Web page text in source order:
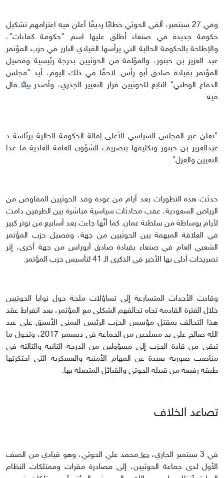
وفي 27 سبتمبر، ألقى الحوثي خطابًا رديفًا أعلن فيه اعتزامهم تشكيل
حكومة جديدة في صنعاء أطلق عليها اسم "حكومة كفاءات"،
والإطاحة بالحكومة الحالية التي يرأسها القيادي البارز في حزب المؤتمر
عبد العزيز بن حبتور، والمؤلفة من الحوثيين بدرجة رئيسية وفصيل
المؤتمر بقيادة صادق أبو رأس. لاحقًا في ذلك اليوم، أيد "مجلس
الدفاع الوطني" التابع للحوثيين قرار التغيير الجذري، وأصدر بيانًا قال
فيه:
"‏نعلن عبر المجلس السياسي الأعلى إقالة الحكومة الحالية برئاسة د
عبدالعزيز بن حبتور وتكليفها بتصريف الشؤون العامة العادية ما عدا
التعيين والعزل".
حدثت هذه التطورات بعد أيام من عودة وفد الحوثيين المفاوض من
الرياض السعودية، عقب محادثات سياسية مباشرة بين الطرفين دامت
لأيام بوساطة من سلطنة عمان. كما أنَّها جاءت بعد أسابيع من توتر كبير
في العلاقة المبهمة بين الحوثيين من جهة، وفصيل حزب المؤتمر
الشعبي العام في صنعاء بقيادة صادق أبوراس من جهة أخرى، إثر
تصريحات أدلى بها الأخير في الذكرى الـ 41 لتأسيس حزب المؤتمر.
وقادت الأحداث المتسارعة إلى تساؤلات ملحة حول نوايا الحوثيين
خلال الفترة القادمة تجاه تحالفهم الشكلي مع المؤتمر، بعد انفراط عقد
هذا التحالف بمقتل مؤسس الحزب الرئيس اليمني الأسبق علي عبد
الله صالح على يد مسلحين من الجماعة في ديسمبر 2017، وتحول ما
تبقى من قادة الحزب إلى مسؤولين من الدرجة الثانية والثالثة في
مناصب صورية بعيدة عن المهام الأمنية والعسكرية التي احتكرتها
طبقة رفيعة من قبيلة الحوثي والقبائل المتصلة بها.
تصاعد الخلاف
في 3 سبتمبر الجاري، دعا محمد علي الحوثي، وهو قيادي من الصف
الأول لدى جماعة الحوثيين، إلى مصادرة مقرات وممتلكات النظام